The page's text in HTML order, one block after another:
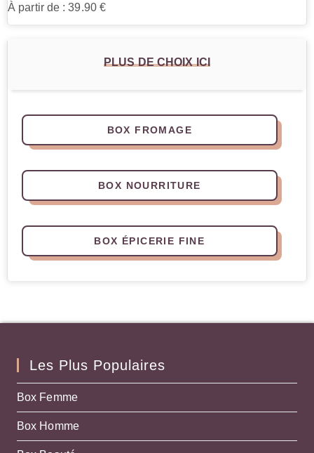
À partir de : 39.90 €
PLUS DE CHOIX ICI
BOX FROMAGE
BOX NOURRITURE
BOX ÉPICERIE FINE
Les Plus Populaires
Box Femme
Box Homme